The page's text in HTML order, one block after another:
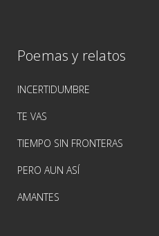
Poemas y relatos
INCERTIDUMBRE
TE VAS
TIEMPO SIN FRONTERAS
PERO AUN ASÍ
AMANTES